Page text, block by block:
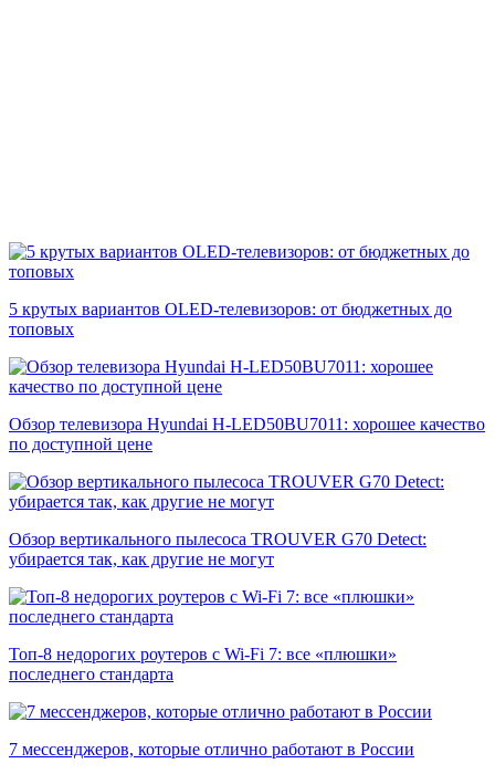
5 крутых вариантов OLED-телевизоров: от бюджетных до
топовых
Обзор телевизора Hyundai H-LED50BU7011: хорошее качество
по доступной цене
Обзор вертикального пылесоса TROUVER G70 Detect:
убирается так, как другие не могут
Топ-8 недорогих роутеров с Wi-Fi 7: все «плюшки»
последнего стандарта
7 мессенджеров, которые отлично работают в России